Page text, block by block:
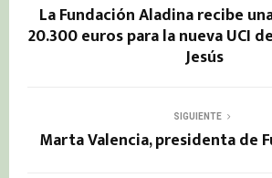
La Fundación Aladina recibe
20.300 euros para la nueva UCI
Jesús
SIGUIENTE
Marta Valencia, presidenta de